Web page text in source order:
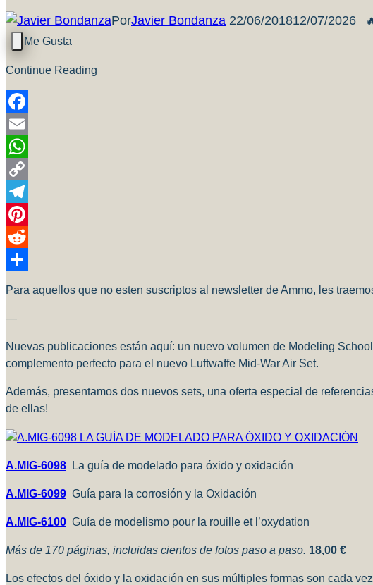
PorJavier Bondanza 22/06/201812/07/2026
Continue Reading
Facebook
Email
WhatsApp
Copy
Link
Telegram
Pinterest
Reddit
Para aquellos que no esten suscriptos al newsletter de Ammo, les
—
Nuevas publicaciones están aquí: un nuevo volumen de Modeling
complemento perfecto para el nuevo Luftwaffe Mid-War Air Set.
Además, presentamos dos nuevos sets, una oferta especial de
de ellas!
A.MIG-6098 La guía de modelado para óxido y oxidación
A.MIG-6099 Guía para la corrosión y la Oxidación
A.MIG-6100 Guía de modelismo pour la rouille et l’oxydation
Más de 170 páginas, incluidas cientos de fotos paso a paso. 18,00 €
Los efectos del óxido y la oxidación en sus múltiples formas son cada